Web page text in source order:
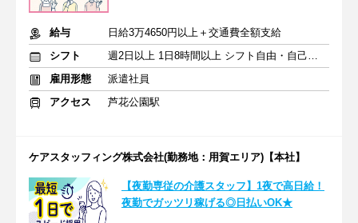
給与
日給3万4650円以上＋交通費全額支給
シフト
週2日以上 1日8時間以上 シフト自由・自己申告
雇用形態
派遣社員
アクセス
芦花公園駅
ケアスタッフィング株式会社(勤務地：用賀エリア)【本社】
【夜勤専従の介護スタッフ】1夜で高日給！
夜勤でガッツリ稼げる◎日払いOK★